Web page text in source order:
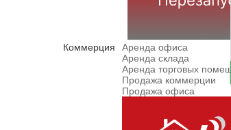
Коммерция
Аренда офиса
Аренда склада
Аренда торговых
Продажа коммерции
Продажа офиса